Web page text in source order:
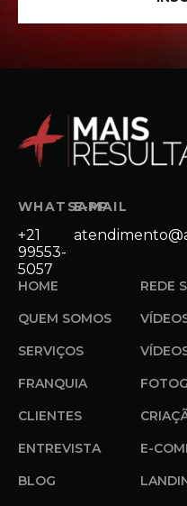
WHATSAPP
+21
99553-
5057
E-MAIL
HOME
QUEM SOMOS
SERVIÇOS
FRANQUIA
CLIENTES
ENTREVISTA
BLOG
REDE
E-